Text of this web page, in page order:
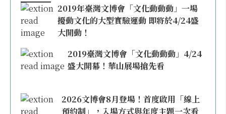
2019年臺灣文博會「文化動動動」一場
擾動文化的大型實驗運動 即將於4/24盛
大開動！
2019臺灣文博會「文化動動動」4/24
盛大開幕！華山展場搶先看
2026文博會8月登場！首度啟用「線上
預約制」，入場方式與年度主題一次看